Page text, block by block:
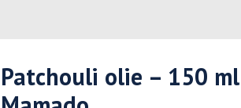
Patchouli olie – 150